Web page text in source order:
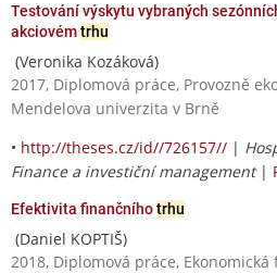
Testování výskytu vybraných
akciovémtrhu
(Veronika Kozáková)
2017, Diplomová práce, Provozně
Mendelova univerzita v Brně
• http://theses.cz/id//726157// |
Finance a investiční management|
Efektivita finančníhotrhu
(Daniel KOPTIŠ)
2018, Diplomová práce, Ekonomická